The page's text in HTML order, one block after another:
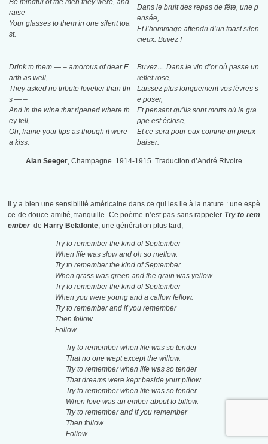
Be mindful of the men they were, and
raise
Your glasses to them in one silent toa
st.
Dans le bruit des repas de fête, une p
ensée,
Et l’hommage attendri d’un toast silen
cieux. Buvez !
Drink to them — – amorous of dear E
arth as well,
They asked no tribute lovelier than thi
s — –
And in the wine that ripened where th
ey fell,
Oh, frame your lips as though it were
a kiss.
Buvez… Dans le vin d’or où passe un
reflet rose,
Laissez plus longuement vos lèvres s
e poser,
Et pensant qu’ils sont morts où la gra
ppe est éclose,
Et ce sera pour eux comme un pieux
baiser.
Alan Seeger, Champagne. 1914-1915. Traduction d’André Rivoire
Il y a bien une sensibilité américaine dans ce qui les lie à la nature : une espè
ce de douce amitié, tranquille. Ce poème n’est pas sans rappeler Try to rem
ember de Harry Belafonte, une génération plus tard,
Try to remember the kind of September
When life was slow and oh so mellow.
Try to remember the kind of September
When grass was green and the grain was yellow.
Try to remember the kind of September
When you were young and a callow fellow.
Try to remember and if you remember
Then follow
Follow.
Try to remember when life was so tender
That no one wept except the willow.
Try to remember when life was so tender
That dreams were kept beside your pillow.
Try to remember when life was so tender
When love was an ember about to billow.
Try to remember and if you remember
Then follow
Follow.